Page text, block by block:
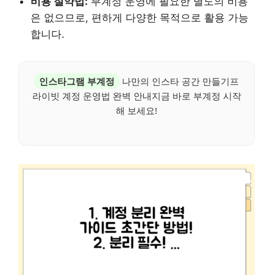
은 없으므로, 편하게 다양한 목적으로 활용 가능
합니다.
인스타그램 부계정
나만의 인스타 공간 만들기프
라이빗 계정 운영법 완벽 안내지금 바로 부계정 시작
해 보세요!